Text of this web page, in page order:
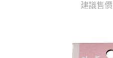
建議售價